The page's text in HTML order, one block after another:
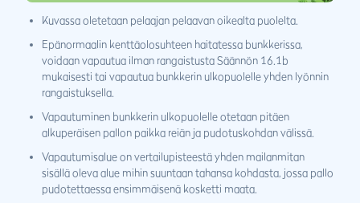
Kuvassa oletetaan pelaajan pelaavan oikealta puolelta.
Epänormaalin kenttäolosuhteen haitatessa bunkkerissa,
voidaan vapautua ilman rangaistusta Säännön 16.1b
mukaisesti tai vapautua bunkkerin ulkopuolelle yhden lyönnin
rangaistuksella.
Vapautuminen bunkkerin ulkopuolelle otetaan pitäen
alkuperäisen pallon paikka reiän ja pudotuskohdan välissä.
Vapautumisalue on vertailupisteestä yhden mailanmitan
sisällä oleva alue mihin suuntaan tahansa kohdasta, jossa pallo
pudotettaessa ensimmäisenä kosketti maata.